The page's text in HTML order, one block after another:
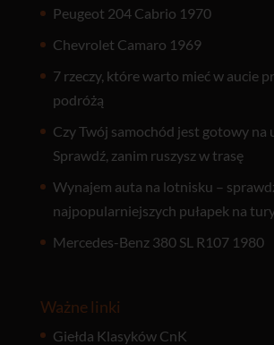
Peugeot 204 Cabrio 1970
Chevrolet Camaro 1969
7 rzeczy, które warto mieć w aucie
podróżą
Czy Twój samochód jest gotowy na
Sprawdź, zanim ruszysz w trasę
Wynajem auta na lotnisku –
najpopularniejszych pułapek na
Mercedes-Benz 380 SL R107 1980
Ważne linki
Giełda Klasyków CnK